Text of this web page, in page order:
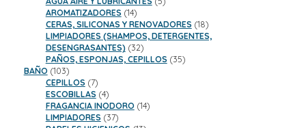
AROMATIZADORES 1414
productos
CERAS, SILICONAS Y RENOVADORES 1818
productos
LIMPIADORES (SHAMPOS, DETERGENTES,
DESENGRASANTES) 3232
productos
PAÑOS, ESPONJAS, CEPILLOS 3535
BAÑO 103103
productos
CEPILLOS 77
productos
ESCOBILLAS 44
productos
FRAGANCIA INODORO 1414
LIMPIADORES 3737